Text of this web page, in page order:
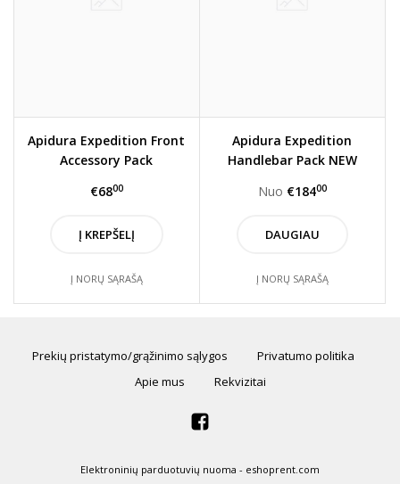
Apidura Expedition Front
Accessory Pack
€6800
Į KREPŠELĮ
Į NORŲ SĄRAŠĄ
Apidura Expedition
Handlebar Pack NEW
Nuo €18400
DAUGIAU
Į NORŲ SĄRAŠĄ
Prekių pristatymo/grąžinimo sąlygos
Privatumo politika
Apie mus
Rekvizitai
Elektroninių parduotuvių nuoma - eshoprent.com